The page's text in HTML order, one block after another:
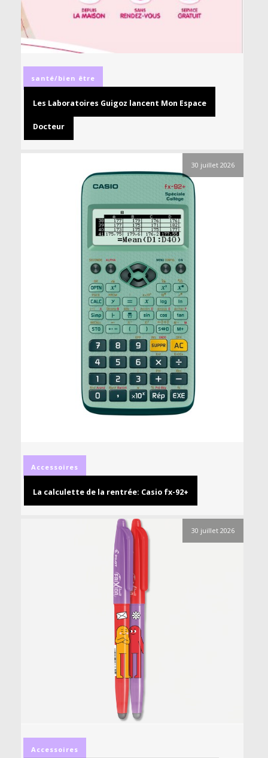
santé/bien être
Les Laboratoires Guigoz lancent Mon Espace
Docteur
30 juillet 2026
Accessoires
La calculette de la rentrée: Casio fx-92+
30 juillet 2026
Accessoires